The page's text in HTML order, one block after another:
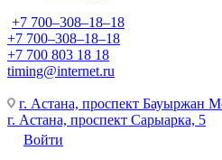
+7 700‒308‒18‒18
+7 700‒308‒18‒18
+7 700 803 18 18
timing@internet.ru
г. Астана, проспект Бауыржан
г. Астана, проспект Сарыарка, 5
Войти